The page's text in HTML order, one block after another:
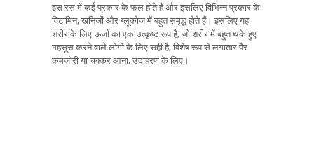
इस रस में कई प्रकार के फल होते हैं और इसलिए विभिन्न प्रकार के
विटामिन, खनिजों और ग्लूकोज में बहुत समृद्ध होते हैं। इसलिए यह
शरीर के लिए ऊर्जा का एक उत्कृष्ट रूप है, जो शरीर में बहुत थके हुए
महसूस करने वाले लोगों के लिए सही है, विशेष रूप से लगातार पैर
कमजोरी या चक्कर आना, उदाहरण के लिए।